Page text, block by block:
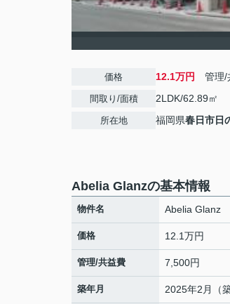
価格 12.1万円 管理/
間取り/面積 2LDK/62.89㎡
所在地 福岡県春日市日
Abelia Glanzの基本情報
物件名 Abelia Glanz
価格 12.1万円
管理/共益費 7,500円
築年月 2025年2月（